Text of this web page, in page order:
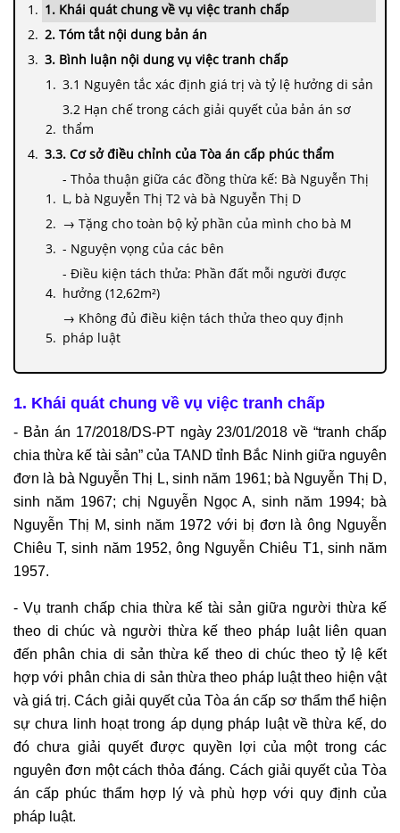
1. Khái quát chung về vụ việc tranh chấp
2. Tóm tắt nội dung bản án
3. Bình luận nội dung vụ việc tranh chấp
3.1 Nguyên tắc xác định giá trị và tỷ lệ hưởng di sản
3.2 Hạn chế trong cách giải quyết của bản án sơ
thẩm
3.3. Cơ sở điều chỉnh của Tòa án cấp phúc thẩm
- Thỏa thuận giữa các đồng thừa kế: Bà Nguyễn Thị
L, bà Nguyễn Thị T2 và bà Nguyễn Thị D
→ Tặng cho toàn bộ kỷ phần của mình cho bà M
- Nguyện vọng của các bên
- Điều kiện tách thửa: Phần đất mỗi người được
hưởng (12,62m²)
→ Không đủ điều kiện tách thửa theo quy định
pháp luật
4. Tổng kết
1. Khái quát chung về vụ việc tranh chấp
- Bản án 17/2018/DS-PT ngày 23/01/2018 về “tranh chấp
chia thừa kế tài sản” của TAND tỉnh Bắc Ninh giữa nguyên
đơn là bà Nguyễn Thị L, sinh năm 1961; bà Nguyễn Thị D,
sinh năm 1967; chị Nguyễn Ngọc A, sinh năm 1994; bà
Nguyễn Thị M, sinh năm 1972 với bị đơn là ông Nguyễn
Chiêu T, sinh năm 1952, ông Nguyễn Chiêu T1, sinh năm
1957.
- Vụ tranh chấp chia thừa kế tài sản giữa người thừa kế
theo di chúc và người thừa kế theo pháp luật liên quan
đến phân chia di sản thừa kế theo di chúc theo tỷ lệ kết
hợp với phân chia di sản thừa theo pháp luật theo hiện vật
và giá trị. Cách giải quyết của Tòa án cấp sơ thẩm thể hiện
sự chưa linh hoạt trong áp dụng pháp luật về thừa kế, do
đó chưa giải quyết được quyền lợi của một trong các
nguyên đơn một cách thỏa đáng. Cách giải quyết của Tòa
án cấp phúc thẩm hợp lý và phù hợp với quy định của
pháp luật.